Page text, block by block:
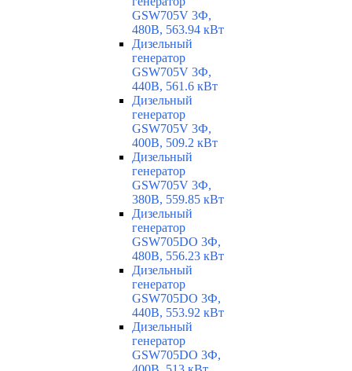
GSW705V 3Ф,
480В, 563.94 кВт
Дизельный
генератор
GSW705V 3Ф,
440В, 561.6 кВт
Дизельный
генератор
GSW705V 3Ф,
400В, 509.2 кВт
Дизельный
генератор
GSW705V 3Ф,
380В, 559.85 кВт
Дизельный
генератор
GSW705DO 3Ф,
480В, 556.23 кВт
Дизельный
генератор
GSW705DO 3Ф,
440В, 553.92 кВт
Дизельный
генератор
GSW705DO 3Ф,